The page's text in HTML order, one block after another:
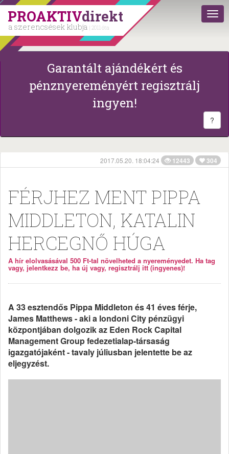
PROAKTIVdirekt
a szerencsések klubja | 2011 óta
Garantált ajándékért és
pénznyereményért regisztrálj
ingyen!
?
2017.05.20. 18:04:24 12443 304
FÉRJHEZ MENT PIPPA
MIDDLETON, KATALIN
HERCEGNŐ HÚGA
A hír elolvasásával 500 Ft-tal növelheted a nyereményedet. Ha tag
vagy, jelentkezz be, ha új vagy, regisztrálj itt (ingyenes)!
A 33 esztendős Pippa Middleton és 41 éves férje,
James Matthews - aki a londoni City pénzügyi
központjában dolgozik az Eden Rock Capital
Management Group fedezetialap-társaság
igazgatójaként - tavaly júliusban jelentette be az
eljegyzést.